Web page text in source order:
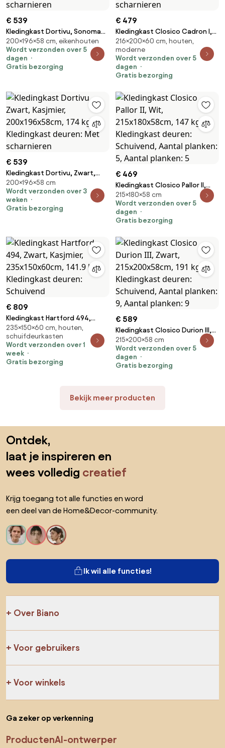
€ 539
Kledingkast Dortivu, Sonoma
eik, Zilver, 200x196x58cm, 174
kg, Kledingkast deuren: Met
scharnieren
200×196×58 cm, eikenhouten
Wordt verzonden over 5
dagen
Gratis bezorging
€ 479
Kledingkast Closico Cadron I,
Kasjmier, Zwart,
216x200x60cm, 203 kg,
Kledingkast deuren: Met
scharnieren
216×200×60 cm, houten,
moderne
Wordt verzonden over 5
dagen
Gratis bezorging
€ 539
Kledingkast Dortivu, Zwart,
Kasjmier, 200x196x58cm, 174
kg, Kledingkast deuren: Met
scharnieren
200×196×58 cm
Wordt verzonden over 3
weken
Gratis bezorging
€ 469
Kledingkast Closico Pallor II,
Wit, 215x180x58cm, 147 kg,
Kledingkast deuren: Schuivend,
Aantal planken: 5, Aantal
215×180×58 cm
Wordt verzonden over 5
dagen
Gratis bezorging
€ 809
Kledingkast Hartford 494,
Zwart, Kasjmier, 235x150x60cm,
141.9 kg, Kledingkast deuren:
Schuivend
235×150×60 cm, houten,
schuifdeurkasten
Wordt verzonden over 1
week
Gratis bezorging
€ 589
Kledingkast Closico Durion III,
Zwart, 215x200x58cm, 191 kg,
Kledingkast deuren: Schuivend,
Aantal planken: 9, Aantal
215×200×58 cm
Wordt verzonden over 5
dagen
Gratis bezorging
Bekijk meer producten
Ontdek,
laat je inspireren en
wees volledig creatief
Krijg toegang tot alle functies en word
een deel van de Home&Decor-community.
Ik wil alle functies!
Over Biano
Voor gebruikers
Voor winkels
Ga zeker op verkenning
ProductenAI-ontwerper